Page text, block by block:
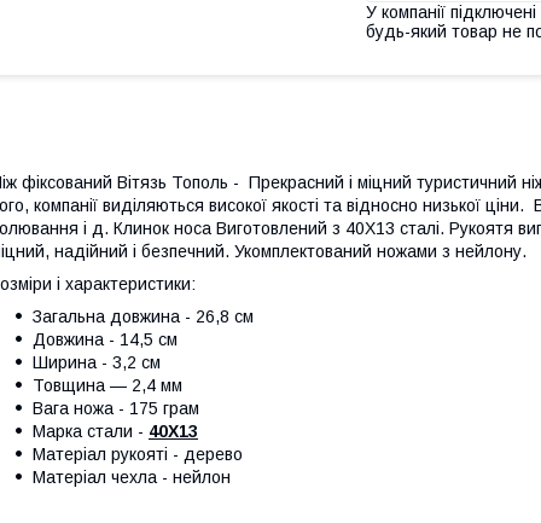
У компанії
будь-який товар не
фіксований Вітязь Тополь - Прекрасний і міцний туристичний
компанії виділяються високої якості та відносно низької
і д. Клинок носа Виготовлений з 40Х13 сталі. Рукоятя
надійний і безпечний. Укомплектований ножами з нейлону.
і характеристики:
Загальна довжина - 26,8 см
Довжина - 14,5 см
Ширина - 3,2 см
Товщина — 2,4 мм
Вага ножа - 175 грам
Марка стали - 40Х13
Матеріал рукояті - дерево
Матеріал чехла - нейлон